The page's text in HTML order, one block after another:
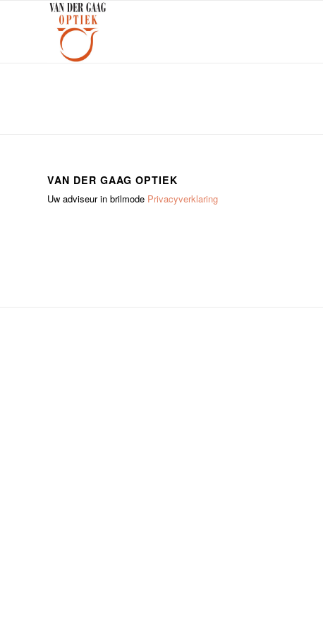
VAN DER GAAG OPTIEK
Uw adviseur in brilmode Privacyverklaring